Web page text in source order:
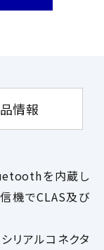
情報
を内蔵し
機でCLAS及び
リアルコネクタ